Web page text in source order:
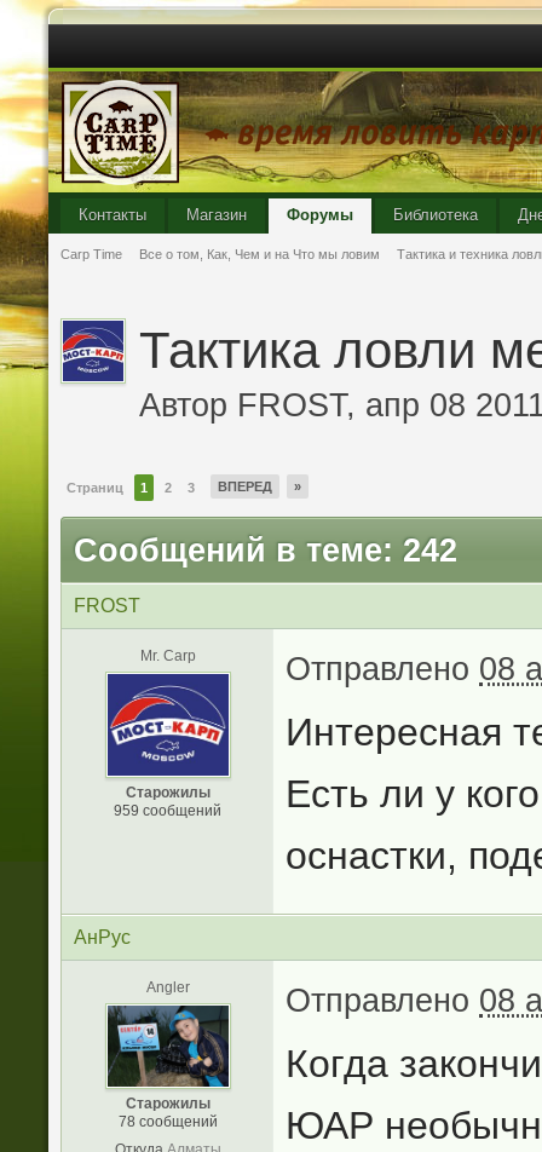
Контакты Магазин Форумы Библиотека
Carp Time Все о том, Как, Чем и на Что мы ловим Тактика и техника
Тактика ловли
Автор FROST, апр 08
Страниц 1 2 3 ВПЕРЕД »
Сообщений в теме: 242
FROST
Mr. Carp
Старожилы
959 сообщений
Отправлено 08
Интересная
Есть ли у
оснастки,
АнРус
Angler
Старожилы
78 сообщений
Отправлено 08
Когда
ЮАР